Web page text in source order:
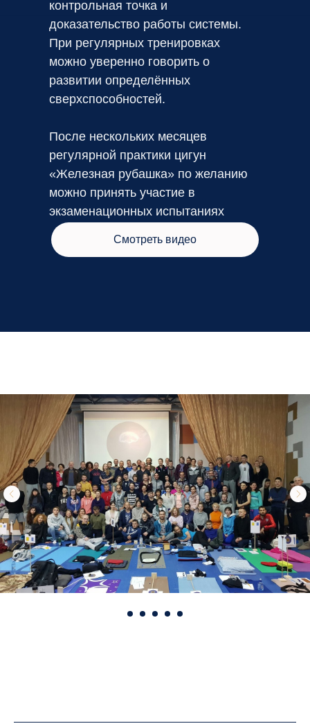
Смотреть видео
контрольная точка и
доказательство работы системы.
При регулярных тренировках
можно уверенно говорить о
развитии определённых
сверхспособностей.
После нескольких месяцев
регулярной практики цигун
«Железная рубашка» по желанию
можно принять участие в
экзаменационных испытаниях